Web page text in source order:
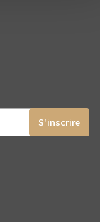
S'inscrire